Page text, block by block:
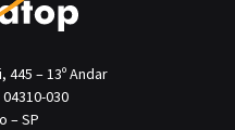
445 – 13º Andar
030
– SP